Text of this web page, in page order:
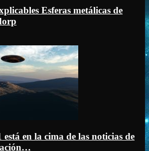
Esferas metálicas de
está en la cima de las noticias de